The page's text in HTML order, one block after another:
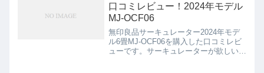
口コミレビュー！2024年モデル
MJ-OCF06
無印良品サーキュレーター2024年モデ
ル6畳MJ-OCF06を購入した口コミレビ
ューです。サーキュレーターが欲しいな